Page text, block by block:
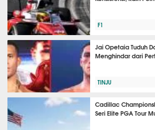
F1
Jai Opetaia Tuduh
Menghindar dari
TINJU
Cadillac
Seri Elite PGA Tour